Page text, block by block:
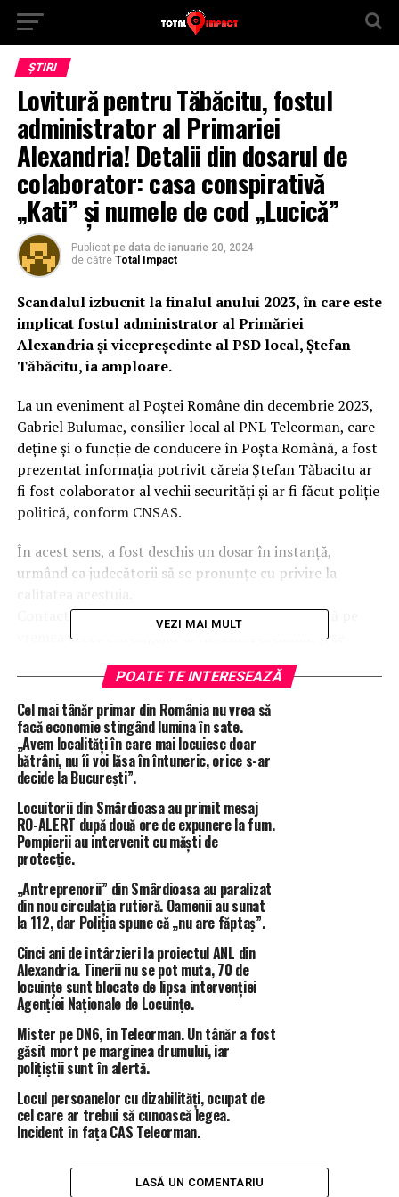
ȘTIRI
Lovitură pentru Tăbăcitu, fostul
administrator al Primariei
Alexandria! Detalii din dosarul de
colaborator: casa conspirativă
„Kati” și numele de cod „Lucică”
Publicat pe data de ianuarie 20, 2024
de către Total Impact
Scandalul izbucnit la finalul anului 2023, în care este
implicat fostul administrator al Primăriei
Alexandria și vicepreședinte al PSD local, Ștefan
Tăbăcitu, ia amploare.
La un eveniment al Poștei Române din decembrie 2023,
Gabriel Bulumac, consilier local al PNL Teleorman, care
deține și o funcție de conducere în Poșta Română, a fost
prezentat informația potrivit căreia Ștefan Tăbacitu ar
fi fost colaborator al vechii securități și ar fi făcut poliție
politică, conform CNSAS.
În acest sens, a fost deschis un dosar în instanță,
urmând ca judecătorii să se pronunțe cu privire la
Contactat telefonic, Ștefan Tăbăcitu ne-a spus că pe
vremea aceea era angajat la Hotelul Partidului și se
de lege să ducă pașapoartele cetățenilor din altă țară la
reprezentanții securității de atunci. Nimic altceva.
Între timp, au apărut noi informații care vor fi depuse la
dosarul cauzei, potrivit cărora Ștefan Tăbăcitu nu ar fi
fost doar „obligat de lege” să colaboreze prin prisma
serviciului, ci ar fi făcut asta de bună voie, într-un
context separat.
Potrivit arhivelor, Ștefan Tăbăcitu și-a pus la dispoziție
locuința de atunci pe post de casă conspirativă,
menționată în documente cu numele de „
iar numele său conspirativ era „ Lucică„.
„Așa cum rezultă și din cuprinsul notei de constatare
nr. DI/1610/18.10.2021, domnul TĂBĂCITU Ștefan
figurează în calitate de casă gazdă de întâlniri în
dosarul nr. R 187209 – titular TĂBĂCITU Ştefan (cotă
C.N.S.A.S.). De asemenea, tot din nota de constatare
Ştefan a întocmit olograf și semnat indescifrabil, un
angajament datat din 21.05.1980 (dosar nr. R 187209,
întâlnire: „KATI / „KATY”, perioada: 1980-1984. De
asemenea, acesta figurează, conform notei de
„LUCICĂ”,perioada: 1984-1989, nume sub care a
furnizat infomatți către Securitate, ce au fost
VEZI MAI MULT
POATE TE INTERESEAZĂ
Cel mai tânăr primar din România nu vrea să
facă economie stingând lumina în sate.
„Avem localități în care mai locuiesc doar
bătrâni, nu îi voi lăsa în întuneric, orice s-ar
decide la București”.
Locuitorii din Smârdioasa au primit mesaj
RO-ALERT după două ore de expunere la fum.
Pompierii au intervenit cu măști de
protecție.
„Antreprenorii” din Smârdioasa au paralizat
din nou circulația rutieră. Oamenii au sunat
la 112, dar Poliția spune că „nu are făptaș”.
Cinci ani de întârzieri la proiectul ANL din
Alexandria. Tinerii nu se pot muta, 70 de
locuințe sunt blocate de lipsa intervenției
Agenției Naționale de Locuințe.
Mister pe DN6, în Teleorman. Un tânăr a fost
găsit mort pe marginea drumului, iar
polițiștii sunt în alertă.
Locul persoanelor cu dizabilități, ocupat de
cel care ar trebui să cunoască legea.
Incident în fața CAS Teleorman.
LASĂ UN COMENTARIU